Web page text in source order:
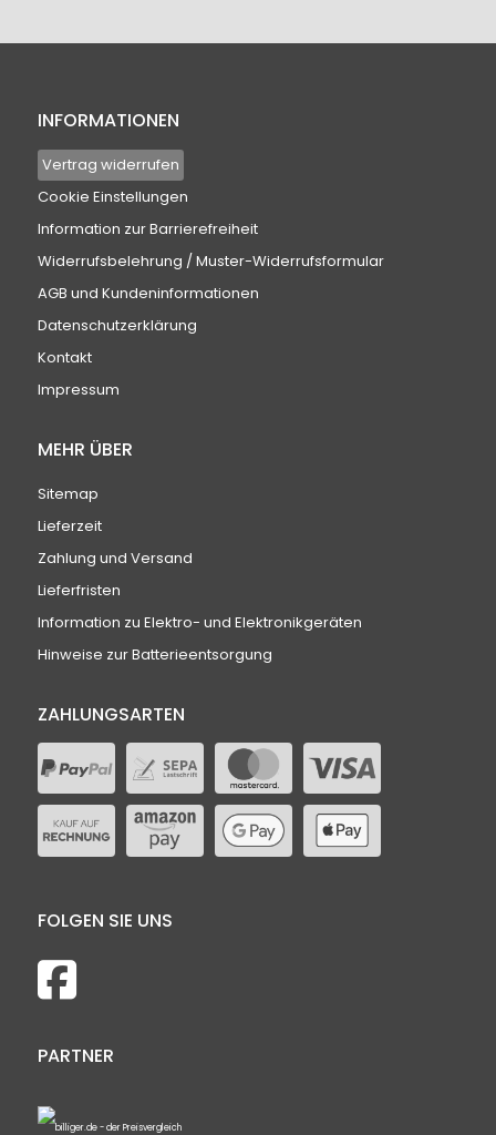
INFORMATIONEN
Vertrag widerrufen
Cookie Einstellungen
Information zur Barrierefreiheit
Widerrufsbelehrung / Muster-Widerrufsformular
AGB und Kundeninformationen
Datenschutzerklärung
Kontakt
Impressum
MEHR ÜBER
Sitemap
Lieferzeit
Zahlung und Versand
Lieferfristen
Information zu Elektro- und Elektronikgeräten
Hinweise zur Batterieentsorgung
ZAHLUNGSARTEN
FOLGEN SIE UNS
PARTNER